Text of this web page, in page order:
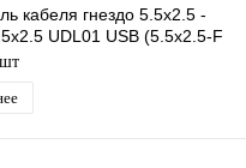
кабеля гнездо 5.5x2.5 -
UDL01 USB (5.5x2.5-F
M) длина 1,5м